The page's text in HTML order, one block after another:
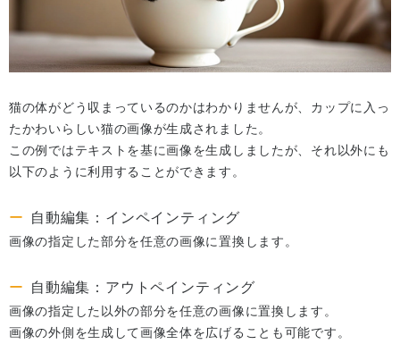
猫の体がどう収まっているのかはわかりませんが、カップに入っ
たかわいらしい猫の画像が生成されました。
この例ではテキストを基に画像を生成しましたが、それ以外にも
以下のように利用することができます。
自動編集：インペインティング
画像の指定した部分を任意の画像に置換します。
自動編集：アウトペインティング
画像の指定した以外の部分を任意の画像に置換します。
画像の外側を生成して画像全体を広げることも可能です。